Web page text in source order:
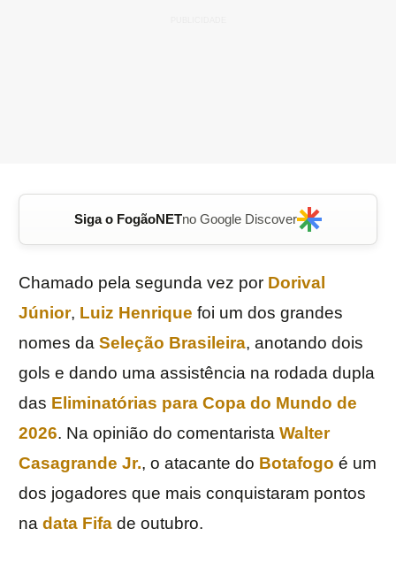
Siga o FogãoNETno Google Discover
Chamado pela segunda vez por Dorival
Júnior, Luiz Henrique foi um dos grandes
nomes da Seleção Brasileira, anotando dois
gols e dando uma assistência na rodada dupla
das Eliminatórias para Copa do Mundo de
2026. Na opinião do comentarista Walter
Casagrande Jr., o atacante do Botafogo é um
dos jogadores que mais conquistaram pontos
na data Fifa de outubro.